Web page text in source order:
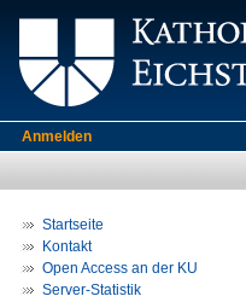
Anmelden
Startseite
Kontakt
Open Access an der KU
Server-Statistik